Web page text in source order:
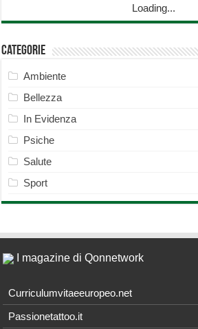
Loading...
Categorie
Ambiente
Bellezza
In Evidenza
Psiche
Salute
Sport
I magazine di Qonnetwork
Curriculumvitaeeuropeo.net
Passionetattoo.it